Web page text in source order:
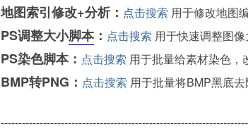
地图索引修改+分析： 点击搜索 用于修改地图
PS调整大小脚本： 点击搜索 用于快速调整图
PS染色脚本： 点击搜索 用于批量给素材染色，
BMP转PNG： 点击搜索 用于批量将BMP黑底去